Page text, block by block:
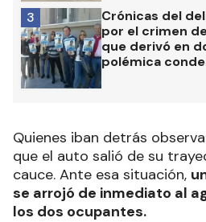
Crónicas del
por el crimen
que derivó en
polémica
3
Quienes iban detrás
que el auto salió de su
cauce. Ante esa situación,
se arrojó de inmediato al
los dos ocupantes.